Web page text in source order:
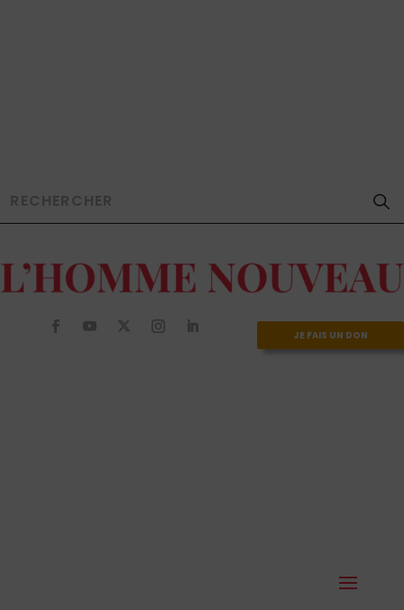
JE FAIS UN DON